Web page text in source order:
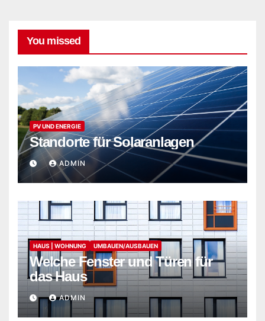
You missed
PV UND ENERGIE
Standorte für Solaranlagen
ADMIN
HAUS | WOHNUNG UMBAUEN/AUSBAUEN
Welche Fenster und Türen für
das Haus
ADMIN